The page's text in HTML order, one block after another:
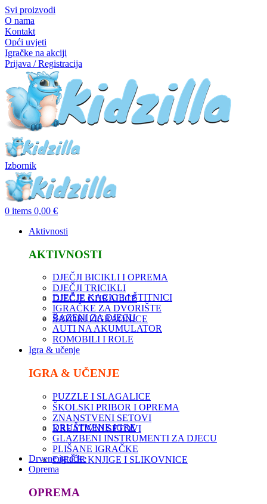
Svi proizvodi
O nama
Kontakt
Opći uvjeti
Igračke na akciji
Prijava / Registracija
Izbornik
0 items 0,00 €
Aktivnosti
AKTIVNOSTI
DJEČJI BICIKLI I OPREMA
DJEČJI TRICIKLI
DJEČJE GURALICE
DJEČJE KACIGE I ŠTITNICI
IGRAČKE ZA DVORIŠTE
ŠATORI I IGRAONICE
BAZENI ZA DJECU
AUTI NA AKUMULATOR
ROMOBILI I ROLE
Igra & učenje
IGRA & UČENJE
PUZZLE I SLAGALICE
ŠKOLSKI PRIBOR I OPREMA
ZNANSTVENI SETOVI
KREATIVNI SETOVI
DRUŠTVENE IGRE
GLAZBENI INSTRUMENTI ZA DJECU
PLIŠANE IGRAČKE
DJEČJE KNJIGE I SLIKOVNICE
Drvene igračke
Oprema
OPREMA